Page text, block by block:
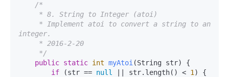
/*
integer.
     */
public static int myAtoi (String str)
{
if (str == null || str.length() < 1 ) {